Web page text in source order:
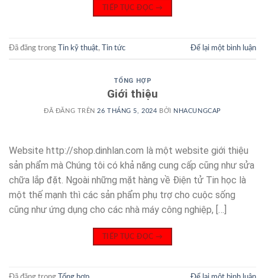
TIẾP TỤC ĐỌC →
Đã đăng trong Tin kỹ thuật, Tin tức Để lại một bình luận
TỔNG HỢP
Giới thiệu
ĐÃ ĐĂNG TRÊN 26 THÁNG 5, 2024 BỞI NHACUNGCAP
Website http://shop.dinhlan.com là một website giới thiệu
sản phẩm mà Chúng tôi có khả năng cung cấp cũng như sửa
chữa lắp đặt. Ngoài những mặt hàng về Điện tử Tin học là
một thế mạnh thì các sản phẩm phụ trợ cho cuộc sống
cũng như ứng dụng cho các nhà máy công nghiệp, […]
TIẾP TỤC ĐỌC →